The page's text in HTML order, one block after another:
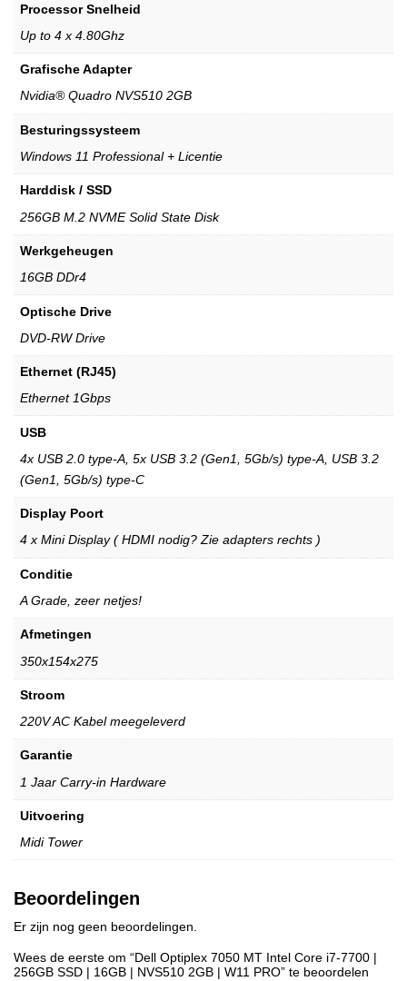
Processor Snelheid
Up to 4 x 4.80Ghz
Grafische Adapter
Nvidia® Quadro NVS510 2GB
Besturingssysteem
Windows 11 Professional + Licentie
Harddisk / SSD
256GB M.2 NVME Solid State Disk
Werkgeheugen
16GB DDr4
Optische Drive
DVD-RW Drive
Ethernet (RJ45)
Ethernet 1Gbps
USB
4x USB 2.0 type-A, 5x USB 3.2 (Gen1, 5Gb/s) type-A, USB 3.2
(Gen1, 5Gb/s) type-C
Display Poort
4 x Mini Display ( HDMI nodig? Zie adapters rechts )
Conditie
A Grade, zeer netjes!
Afmetingen
350x154x275
Stroom
220V AC Kabel meegeleverd
Garantie
1 Jaar Carry-in Hardware
Uitvoering
Midi Tower
Beoordelingen
Er zijn nog geen beoordelingen.
Wees de eerste om “Dell Optiplex 7050 MT Intel Core i7-7700 |
256GB SSD | 16GB | NVS510 2GB | W11 PRO” te beoordelen